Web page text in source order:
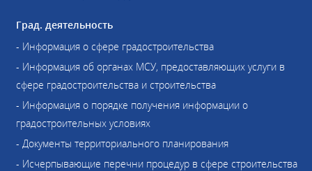
Град. деятельность
- Информация о сфере градостроительства
- Информация об органах МСУ, предоставляющих услуги в
сфере градостроительства и строительства
- Информация о порядке получения информации о
градостроительных условиях
- Документы территориального планирования
- Исчерпывающие перечни процедур в сфере строительства